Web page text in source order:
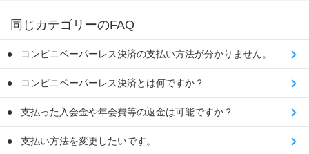
同じカテゴリーのFAQ
コンビニペーパーレス決済の支払い方法が分かりません。
コンビニペーパーレス決済とは何ですか？
支払った入会金や年会費等の返金は可能ですか？
支払い方法を変更したいです。